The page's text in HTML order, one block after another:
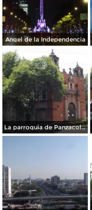
Angel de la Independencia
La parroquia de Panzacola a orillas del Río Churubusco. Abril/2014